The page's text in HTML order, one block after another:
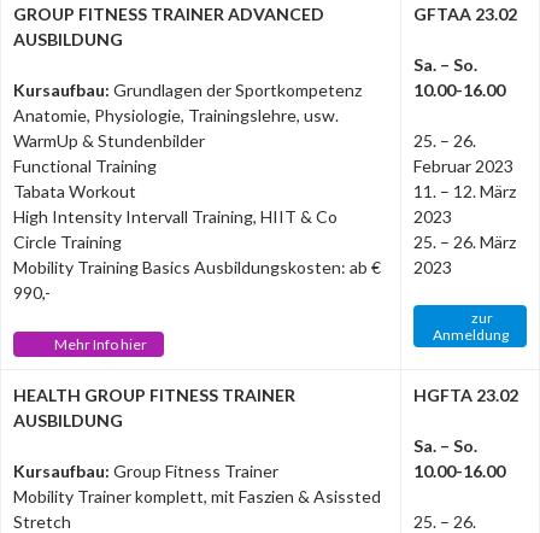
GROUP FITNESS TRAINER ADVANCED
AUSBILDUNG
Kursaufbau: Grundlagen der Sportkompetenz
Anatomie, Physiologie, Trainingslehre, usw.
WarmUp & Stundenbilder
Functional Training
Tabata Workout
High Intensity Intervall Training, HIIT & Co
Circle Training
Mobility Training Basics Ausbildungskosten: ab €
990,-
Mehr Info hier
GFTAA 23.02
Sa. – So.
10.00-16.00
25. – 26.
Februar 2023
11. – 12. März
2023
25. – 26. März
2023
zur
Anmeldung
HEALTH GROUP FITNESS TRAINER
AUSBILDUNG
Kursaufbau: Group Fitness Trainer
Mobility Trainer komplett, mit Faszien & Asissted
Stretch
HGFTA 23.02
Sa. – So.
10.00-16.00
25. – 26.